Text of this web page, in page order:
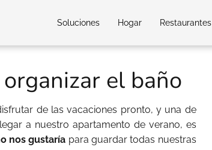
Soluciones Hogar Restaurantes
el baño
de las vacaciones pronto, y una de
a nuestro apartamento de verano, es
nos gustaría para guardar todas nuestras